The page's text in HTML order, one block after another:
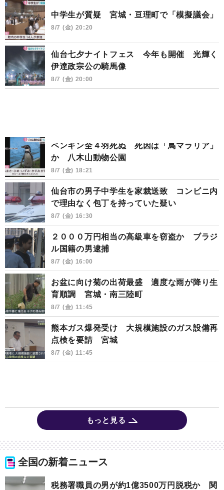
中学生が質疑 宮城・亘理町で「模擬議会」
8/7 (金) 20:20
仙台七夕ナイトフェス 今年も開催 光輝く
伊達政宗公の騎馬像
8/7 (金) 20:00
ペンギン全４羽死ぬ 死因は「鳥マラリア」
か 八木山動物公園
8/7 (金) 18:21
仙台市の男子中学生を家裁送致 コンビニ内
で理由なく包丁を持っていた疑い
8/7 (金) 16:30
２０００万円相当の高級車を窃盗か ブラジ
ル国籍の男逮捕
8/7 (金) 16:00
お盆に向け菊の出荷最盛 適度な雨が降り生
育順調 宮城・南三陸町
8/7 (金) 11:45
熊本ガス爆発受け 大規模施設のガス設備再
点検を要請 宮城
8/7 (金) 11:45
もっと見る
全国の新着ニュース
税務署職員の男が約1億3500万円脱税か 関